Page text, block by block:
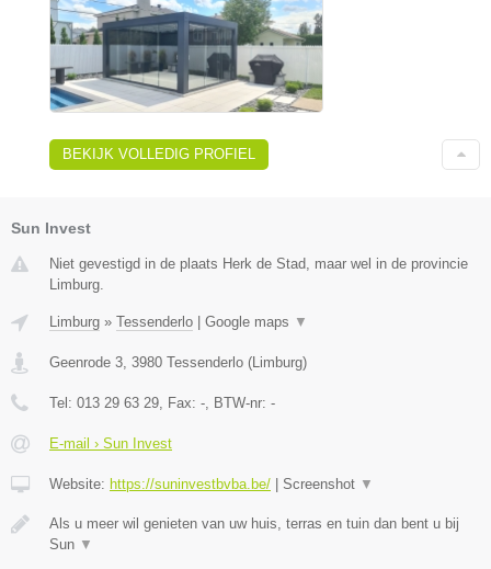
BEKIJK VOLLEDIG PROFIEL
Sun Invest
Niet gevestigd in de plaats Herk de Stad, maar wel in de provincie
Limburg.
Limburg » Tessenderlo Google maps ▼
Geenrode 3, 3980 Tessenderlo (Limburg)
Tel: 013 29 63 29, Fax: -, BTW-nr: -
E-mail › Sun Invest
Website: https://suninvestbvba.be/ Screenshot ▼
Als u meer wil genieten van uw huis, terras en tuin dan bent u bij
Sun ▼